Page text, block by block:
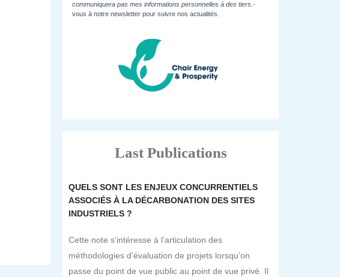
communiquera pas mes informations personnelles à des tiers. -
vous à notre newsletter pour suivre nos actualités.
Last Publications
QUELS SONT LES ENJEUX CONCURRENTIELS
ASSOCIÉS À LA DÉCARBONATION DES SITES
INDUSTRIELS ?
Cette note s’intéresse à l’articulation des
méthodologies d’évaluation de projets lorsqu’on
passe du point de vue public au point de vue privé. Il